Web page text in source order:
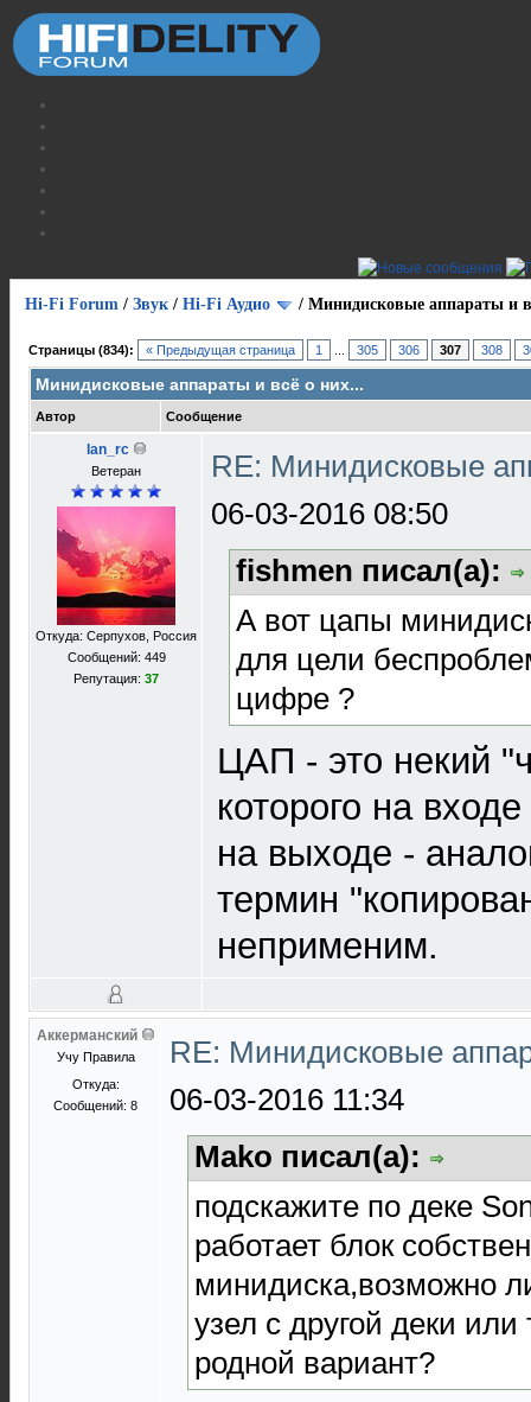
Hi-Fi Forum / Звук / Hi-Fi Аудио / Минидисковые аппараты и
Страницы (834): « Предыдущая страница 1 305 306 307 308
Минидисковые аппараты и всё о них...
Автор Сообщение
lan_rc
Ветеран
Откуда: Серпухов, Россия
Сообщений: 449
Репутация: 37
RE: Минидисковые
06-03-2016 08:50
fishmen писал(а):
А вот цапы
для цели
цифре ?
ЦАП - это некий
которого на
на выходе -
термин
неприменим.
Аккерманский
Учу Правила
Откуда:
Сообщений: 8
RE: Минидисковые
06-03-2016 11:34
Mako писал(а):
подскажите по деке
работает блок
минидиска,возможно
узел с другой деки или
родной вариант?